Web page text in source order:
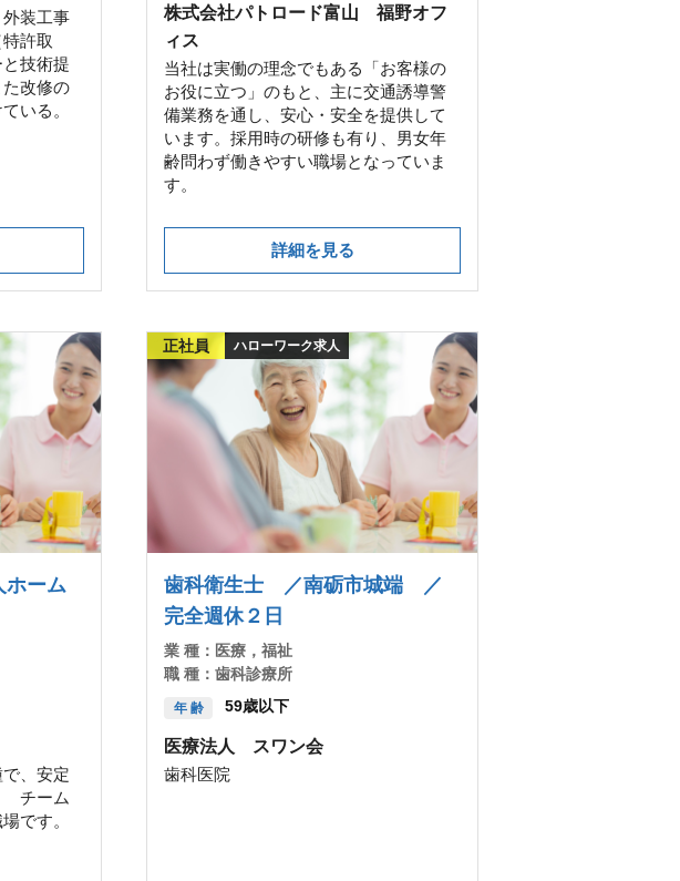
装工事
許取
技術提
改修の
いる。
株式会社パトロード富山 福野オフ
ィス
当社は実働の理念でもある「お客様の
お役に立つ」のもと、主に交通誘導警
備業務を通し、安心・安全を提供して
います。採用時の研修も有り、男女年
齢問わず働きやすい職場となっていま
す。
詳細を見る
ホーム
、安定
チーム
です。
正社員 ハローワーク求人
歯科衛生士 ／南砺市城端 ／
完全週休２日
業 種： 医療，福祉
職 種： 歯科診療所
年 齢 59歳以下
医療法人 スワン会
歯科医院